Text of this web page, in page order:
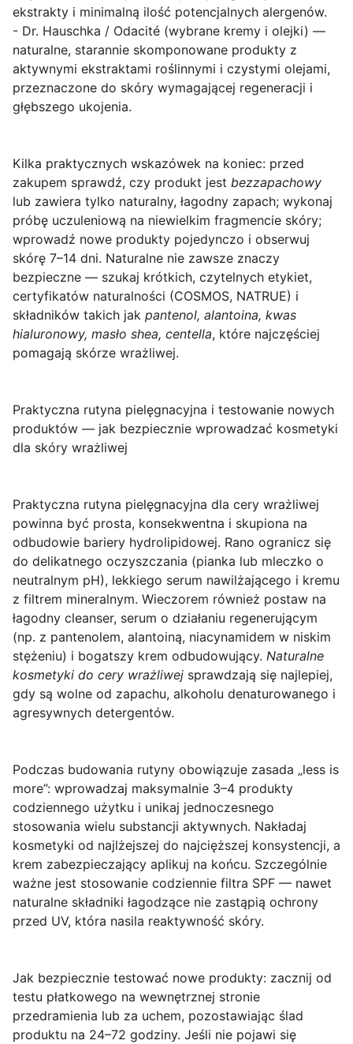
ekstrakty i minimalną ilość potencjalnych alergenów.
- Dr. Hauschka / Odacité (wybrane kremy i olejki) —
naturalne, starannie skomponowane produkty z
aktywnymi ekstraktami roślinnymi i czystymi olejami,
przeznaczone do skóry wymagającej regeneracji i
głębszego ukojenia.
Kilka praktycznych wskazówek na koniec: przed
zakupem sprawdź, czy produkt jest bezzapachowy
lub zawiera tylko naturalny, łagodny zapach; wykonaj
próbę uczuleniową na niewielkim fragmencie skóry;
wprowadź nowe produkty pojedynczo i obserwuj
skórę 7–14 dni. Naturalne nie zawsze znaczy
bezpieczne — szukaj krótkich, czytelnych etykiet,
certyfikatów naturalności (COSMOS, NATRUE) i
składników takich jak pantenol, alantoina, kwas
hialuronowy, masło shea, centella, które najczęściej
pomagają skórze wrażliwej.
Praktyczna rutyna pielęgnacyjna i testowanie nowych
produktów — jak bezpiecznie wprowadzać kosmetyki
dla skóry wrażliwej
Praktyczna rutyna pielęgnacyjna dla cery wrażliwej
powinna być prosta, konsekwentna i skupiona na
odbudowie bariery hydrolipidowej. Rano ogranicz się
do delikatnego oczyszczania (pianka lub mleczko o
neutralnym pH), lekkiego serum nawilżającego i kremu
z filtrem mineralnym. Wieczorem również postaw na
łagodny cleanser, serum o działaniu regenerującym
(np. z pantenolem, alantoiną, niacynamidem w niskim
stężeniu) i bogatszy krem odbudowujący. Naturalne
kosmetyki do cery wrażliwej sprawdzają się najlepiej,
gdy są wolne od zapachu, alkoholu denaturowanego i
agresywnych detergentów.
Podczas budowania rutyny obowiązuje zasada „less is
more”: wprowadzaj maksymalnie 3–4 produkty
codziennego użytku i unikaj jednoczesnego
stosowania wielu substancji aktywnych. Nakładaj
kosmetyki od najlżejszej do najcięższej konsystencji, a
krem zabezpieczający aplikuj na końcu. Szczególnie
ważne jest stosowanie codziennie filtra SPF — nawet
naturalne składniki łagodzące nie zastąpią ochrony
przed UV, która nasila reaktywność skóry.
Jak bezpiecznie testować nowe produkty: zacznij od
testu płatkowego na wewnętrznej stronie
przedramienia lub za uchem, pozostawiając ślad
produktu na 24–72 godziny. Jeśli nie pojawi się